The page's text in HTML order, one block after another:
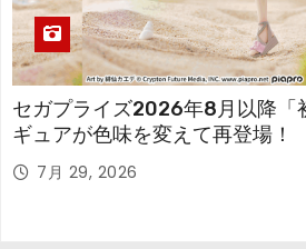
セガプライズ2026年8月以降「
ギュアが色味を変えて再登場！
7月 29, 2026